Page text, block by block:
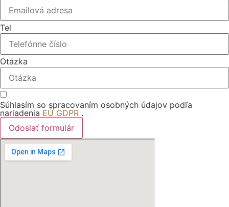
Tel
Otázka
Súhlasím so spracovaním osobných údajov podľa
nariadenia EÚ GDPR .
Odoslať formulár